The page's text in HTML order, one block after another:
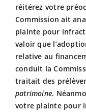
réitérez votre
Commission ait
plainte pour
valoir que
relative au
conduit la
traitait des
patrimoine.
votre plainte pour